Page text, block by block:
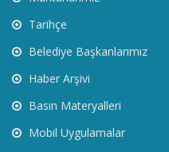
Tarihçe
Belediye Başkanlarımız
Haber Arşivi
Basın Materyalleri
Mobil Uygulamalar